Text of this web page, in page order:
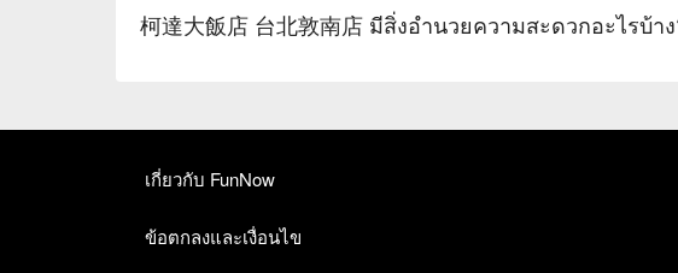
柯達大飯店 台北敦南店 มีสิ่งอำนวยความสะดวกอะไรบ้า
เกี่ยวกับ FunNow
ข้อตกลงและเงื่อนไข